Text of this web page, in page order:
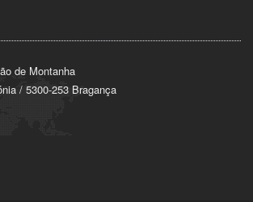
de Montanha
/ 5300-253 Bragança